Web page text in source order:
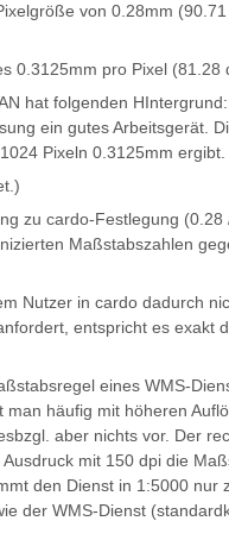
von 0.28mm
0.3125mm pro Pixel (81.28
hat folgenden
ein gutes Arbeitsgerät.
Pixeln 0.3125mm ergibt.
zu cardo-Festlegung
Maßstabszahlen
Nutzer in cardo dadurch
entspricht es exakt
eines WMS-
man häufig mit höheren
aber nichts vor. Der
mit 150 dpi die
den Dienst in 1:5000 nur
der WMS-Dienst